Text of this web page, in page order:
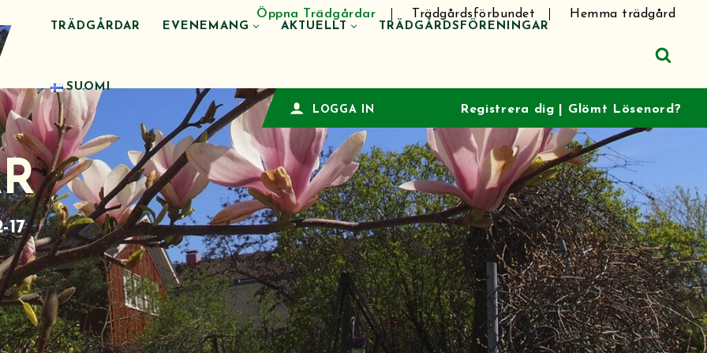
Öppna Trädgårdar Trädgårdsförbundet Hemma trädgård
TRÄDGÅRDAR EVENEMANG AKTUELLT TRÄDGÅRDSFÖRENINGAR
SUOMI
LOGGA IN
Registrera dig Glömt Lösenord?